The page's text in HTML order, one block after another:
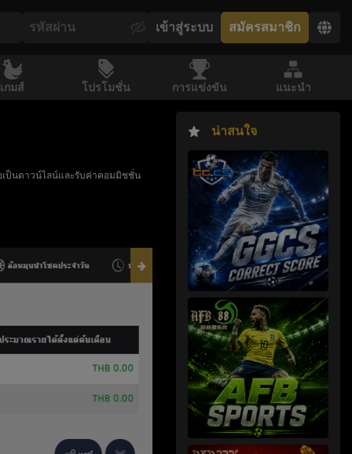
เข้าสู่ระบบ สมัครสมาชิก
เกมส์ โปรโมชั่น การแข่งขัน แนะนำ
ป็นดาวน์ไลน์และรับค่าคอมมิชชั่น
น่าสนใจ